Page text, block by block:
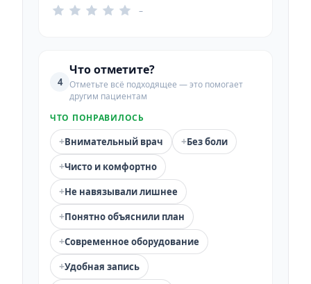
–
4
Что отметите?
Отметьте всё подходящее — это помогает
другим пациентам
ЧТО ПОНРАВИЛОСЬ
+Внимательный врач +Без боли
+Чисто и комфортно
+Не навязывали лишнее
+Понятно объяснили план
+Современное оборудование
+Удобная запись